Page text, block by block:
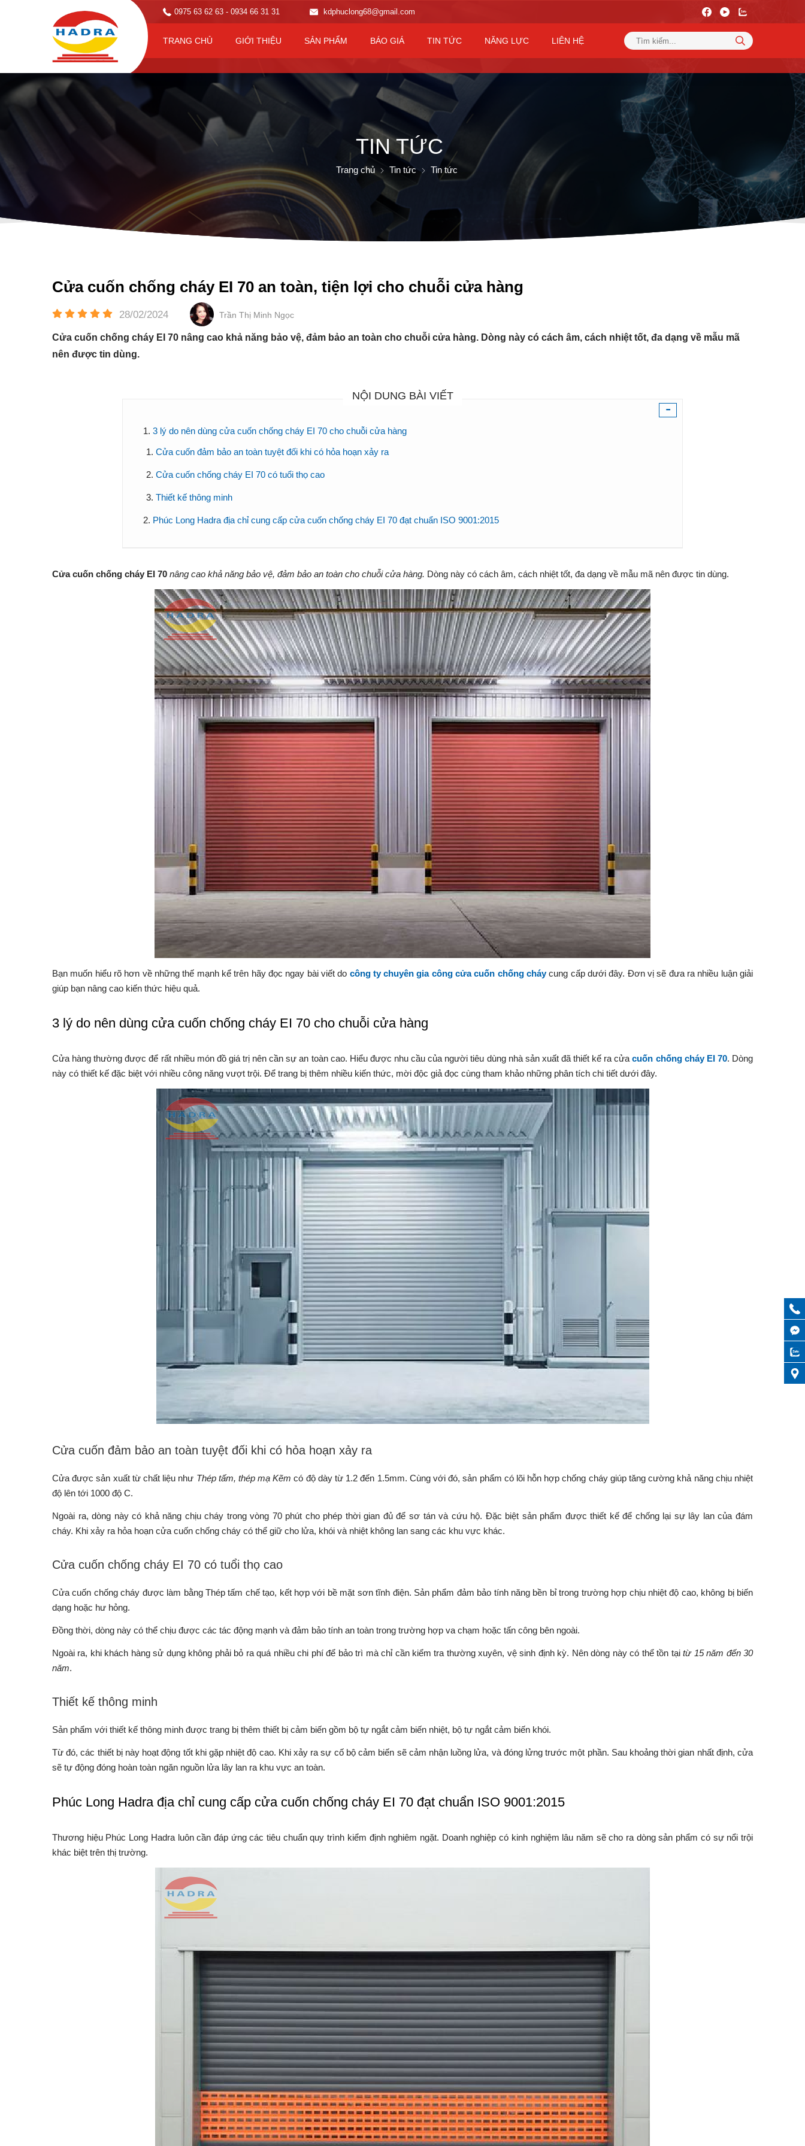
0975 63 62 63 - 0934 66 31 31 kdphuclong68@gmail.com
TRANG CHỦ GIỚI THIỆU SẢN PHẨM BÁO GIÁ TIN TỨC NĂNG LỰC LIÊN HỆ
TIN TỨC
Trang chủ Tin tức Tin tức
Cửa cuốn chống cháy EI 70 an toàn, tiện lợi cho chuỗi cửa hàng
28/02/2024 Trần Thị Minh Ngọc
Cửa cuốn chống cháy EI 70 nâng cao khả năng bảo vệ, đảm bảo an toàn cho chuỗi cửa hàng. Dòng này có cách âm, cách nhiệt tốt, đa dạng về mẫu mã
nên được tin dùng.
-
NỘI DUNG BÀI VIẾT
3 lý do nên dùng cửa cuốn chống cháy EI 70 cho chuỗi cửa hàng
Cửa cuốn đảm bảo an toàn tuyệt đối khi có hỏa hoạn xảy ra
Cửa cuốn chống cháy EI 70 có tuổi thọ cao
Thiết kế thông minh
Phúc Long Hadra địa chỉ cung cấp cửa cuốn chống cháy EI 70 đạt chuẩn ISO 9001:2015
Cửa cuốn chống cháy EI 70 nâng cao khả năng bảo vệ, đảm bảo an toàn cho chuỗi cửa hàng. Dòng này có cách âm, cách nhiệt tốt, đa dạng về mẫu mã nên được tin dùng.
Bạn muốn hiểu rõ hơn về những thế mạnh kể trên hãy đọc ngay bài viết do công ty chuyên gia công cửa cuốn chống cháycung cấp dưới đây. Đơn vị sẽ đưa ra nhiều luận giải
giúp bạn nâng cao kiến thức hiệu quả.
3 lý do nên dùng cửa cuốn chống cháy EI 70 cho chuỗi cửa hàng
Cửa hàng thường được để rất nhiều món đồ giá trị nên cần sự an toàn cao. Hiểu được nhu cầu của người tiêu dùng nhà sản xuất đã thiết kế ra cửacuốn chống cháy EI 70. Dòng
này có thiết kế đặc biệt với nhiều công năng vượt trội. Để trang bị thêm nhiều kiến thức, mời độc giả đọc cùng tham khảo những phân tích chi tiết dưới đây.
Cửa cuốn đảm bảo an toàn tuyệt đối khi có hỏa hoạn xảy ra
Cửa được sản xuất từ chất liệu như Thép tấm, thép mạ Kẽm có độ dày từ 1.2 đến 1.5mm. Cùng với đó, sản phẩm có lõi hỗn hợp chống cháy giúp tăng cường khả năng chịu nhiệt
độ lên tới 1000 độ C.
Ngoài ra, dòng này có khả năng chịu cháy trong vòng 70 phút cho phép thời gian đủ để sơ tán và cứu hộ. Đặc biệt sản phẩm được thiết kế để chống lại sự lây lan của đám
cháy. Khi xảy ra hỏa hoạn cửa cuốn chống cháy có thể giữ cho lửa, khói và nhiệt không lan sang các khu vực khác.
Cửa cuốn chống cháy EI 70 có tuổi thọ cao
Cửa cuốn chống cháy được làm bằng Thép tấm chế tạo, kết hợp với bề mặt sơn tĩnh điện. Sản phẩm đảm bảo tính năng bền bỉ trong trường hợp chịu nhiệt độ cao, không bị biến
dạng hoặc hư hỏng.
Đồng thời, dòng này có thể chịu được các tác động mạnh và đảm bảo tính an toàn trong trường hợp va chạm hoặc tấn công bên ngoài.
Ngoài ra, khi khách hàng sử dụng không phải bỏ ra quá nhiều chi phí để bảo trì mà chỉ cần kiểm tra thường xuyên, vệ sinh định kỳ. Nên dòng này có thể tồn tạitừ 15 năm đến 30
năm.
Thiết kế thông minh
Sản phẩm với thiết kế thông minh được trang bị thêm thiết bị cảm biến gồm bộ tự ngắt cảm biến nhiệt, bộ tự ngắt cảm biến khói.
Từ đó, các thiết bị này hoạt động tốt khi gặp nhiệt độ cao. Khi xảy ra sự cố bộ cảm biến sẽ cảm nhận luồng lửa, và đóng lửng trước một phần. Sau khoảng thời gian nhất định, cửa
sẽ tự động đóng hoàn toàn ngăn nguồn lửa lây lan ra khu vực an toàn.
Phúc Long Hadra địa chỉ cung cấp cửa cuốn chống cháy EI 70 đạt chuẩn ISO 9001:2015
Thương hiệu Phúc Long Hadra luôn cần đáp ứng các tiêu chuẩn quy trình kiểm định nghiêm ngặt. Doanh nghiệp có kinh nghiệm lâu năm sẽ cho ra dòng sản phẩm có sự nổi trội
khác biệt trên thị trường.